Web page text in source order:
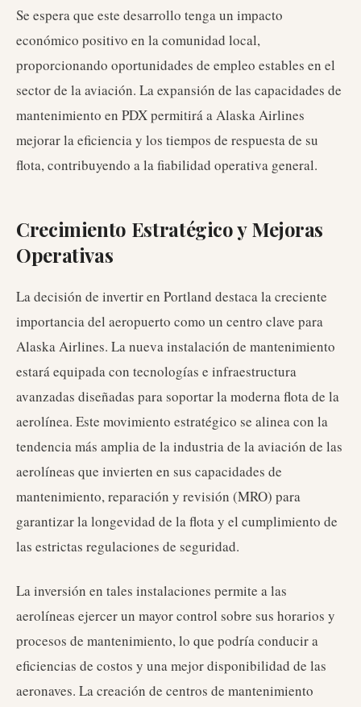
Se espera que este desarrollo tenga un impacto
económico positivo en la comunidad local,
proporcionando oportunidades de empleo estables en el
sector de la aviación. La expansión de las capacidades de
mantenimiento en PDX permitirá a Alaska Airlines
mejorar la eficiencia y los tiempos de respuesta de su
flota, contribuyendo a la fiabilidad operativa general.
Crecimiento Estratégico y Mejoras
Operativas
La decisión de invertir en Portland destaca la creciente
importancia del aeropuerto como un centro clave para
Alaska Airlines. La nueva instalación de mantenimiento
estará equipada con tecnologías e infraestructura
avanzadas diseñadas para soportar la moderna flota de la
aerolínea. Este movimiento estratégico se alinea con la
tendencia más amplia de la industria de la aviación de las
aerolíneas que invierten en sus capacidades de
mantenimiento, reparación y revisión (MRO) para
garantizar la longevidad de la flota y el cumplimiento de
las estrictas regulaciones de seguridad.
La inversión en tales instalaciones permite a las
aerolíneas ejercer un mayor control sobre sus horarios y
procesos de mantenimiento, lo que podría conducir a
eficiencias de costos y una mejor disponibilidad de las
aeronaves. La creación de centros de mantenimiento